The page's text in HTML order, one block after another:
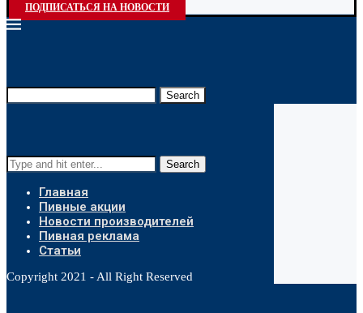
ПОДПИСАТЬСЯ НА НОВОСТИ
Search
Search
Главная
Пивные акции
Новости производителей
Пивная реклама
Статьи
Copyright 2021 - All Right Reserved